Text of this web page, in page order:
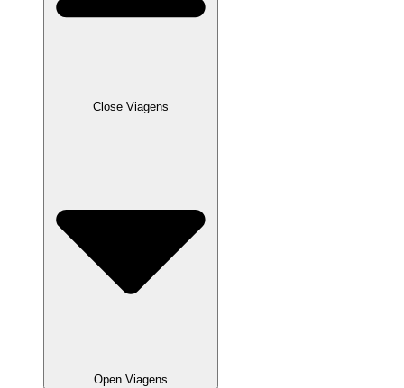
Close Viagens
Open Viagens